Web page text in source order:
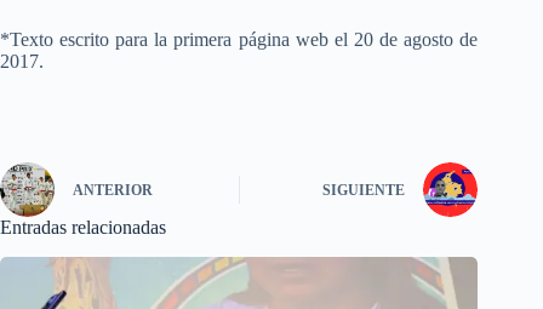
*Texto escrito para la primera página web el 20 de agosto de
2017.
ANTERIOR SIGUIENTE
Entradas relacionadas